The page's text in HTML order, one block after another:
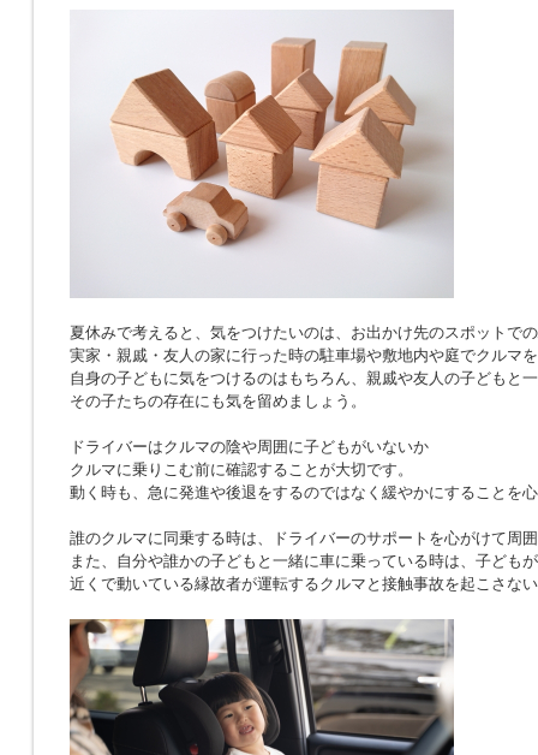
夏休みで考えると、気をつけたいのは、お出かけ先のスポットで
実家・親戚・友人の家に行った時の駐車場や敷地内や庭でクルマ
自身の子どもに気をつけるのはもちろん、親戚や友人の子どもと
その子たちの存在にも気を留めましょう。
ドライバーはクルマの陰や周囲に子どもがいないか
クルマに乗りこむ前に確認することが大切です。
動く時も、急に発進や後退をするのではなく緩やかにすることを
誰のクルマに同乗する時は、ドライバーのサポートを心がけて周
また、自分や誰かの子どもと一緒に車に乗っている時は、子ども
近くで動いている縁故者が運転するクルマと接触事故を起こさな